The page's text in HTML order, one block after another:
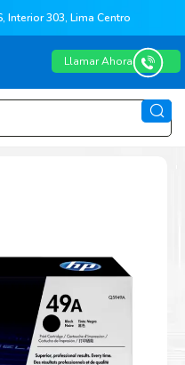
Interior 303, Lima Centro
Llamar Ahora